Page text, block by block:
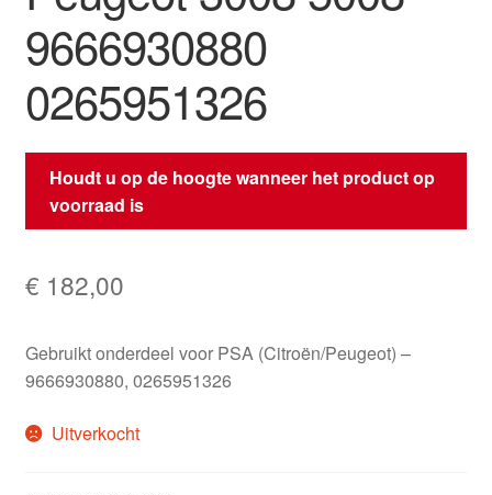
9666930880
0265951326
Houdt u op de hoogte wanneer het product op
voorraad is
€ 182,00
Gebruikt onderdeel voor PSA (Citroën/Peugeot) –
9666930880, 0265951326
Uitverkocht